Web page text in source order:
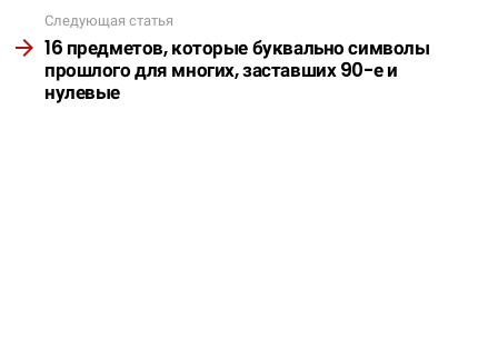
Следующая статья
16 предметов, которые буквально символы
прошлого для многих, заставших 90-е и
нулевые